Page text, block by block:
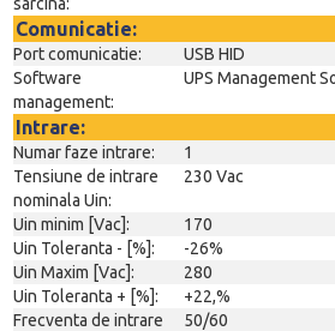
Comunicatie:
Port comunicatie:
USB HID
Software
management:
UPS Management
Intrare:
Numar faze intrare:
1
Tensiune de intrare
nominala Uin:
230 Vac
Uin minim [Vac]:
170
Uin Toleranta - [%]:
-26%
Uin Maxim [Vac]:
280
Uin Toleranta + [%]:
+22,%
Frecventa de intrare
50/60